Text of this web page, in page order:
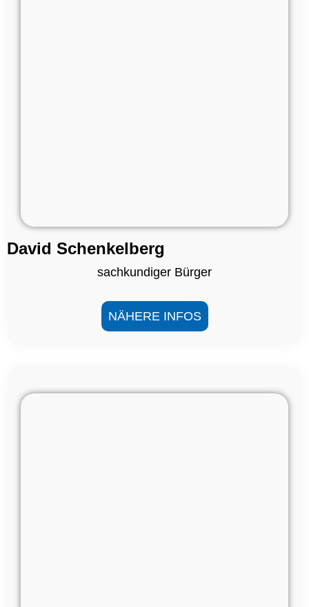
David Schenkelberg
sachkundiger Bürger
NÄHERE INFOS